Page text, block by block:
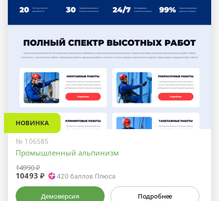
НОВИНКА
№ 106585
Промышленный альпинизм
14990 ₽
10493 ₽ 420 баллов Плюса
Демоверсия Подробнее